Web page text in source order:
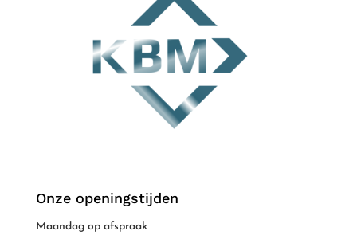
Onze openingstijden
Maandag op afspraak